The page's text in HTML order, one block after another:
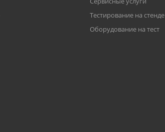
Тестирование на стенде
Оборудование на тест